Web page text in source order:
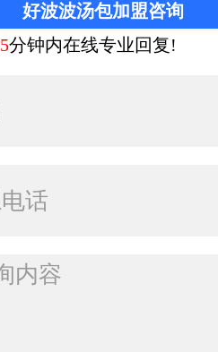
好波波汤包加盟咨询
5分钟内在线专业回复!